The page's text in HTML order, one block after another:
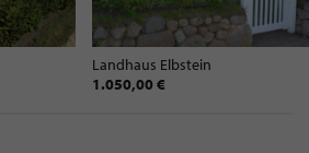
Landhaus Elbstein
1.050,00 €